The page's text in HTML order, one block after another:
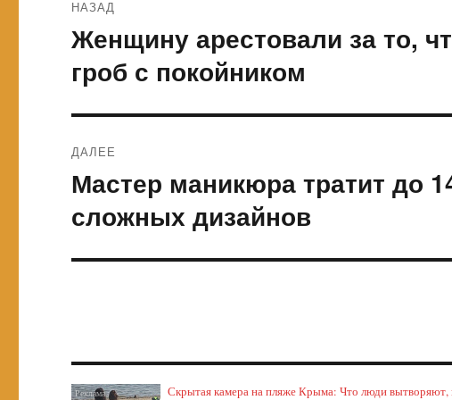
по
записям
НАЗАД
Предыдущая
Женщину арестовали за то,
гроб с покойником
ДАЛЕЕ
Следующая
Мастер маникюра тратит до
сложных дизайнов
Скрытая камера на пляже Крыма: Что люди вытворяют,